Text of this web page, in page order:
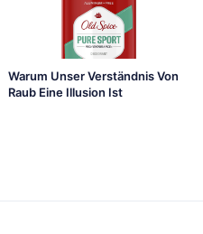
Warum Unser Verständnis Von
Raub Eine Illusion Ist